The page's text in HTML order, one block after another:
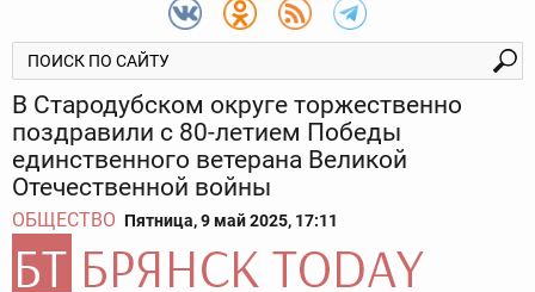
В Стародубском округе торжественно
поздравили с 80-летием Победы
единственного ветерана Великой
Отечественной войны
ОБЩЕСТВО Пятница, 9 май 2025, 17:11